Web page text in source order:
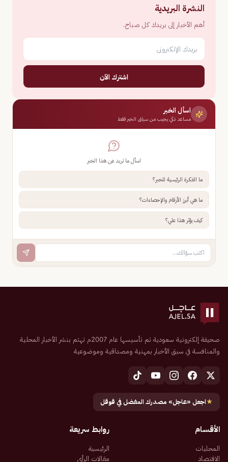
النشرة البريدية
أهم الأخبار إلى بريدك كل صباح.
اشترك الآن
اسأل الخبر
مساعد ذكي يجيب من سياق الخبر فقط
اسأل ما تريد عن هذا الخبر
ما الفكرة الرئيسية للخبر؟
ما هي أبرز الأرقام والإحصاءات؟
كيف يؤثر هذا علي؟
صحيفة إلكترونية سعودية تم تأسيسها عام 2007م تهتم بنشر الأخبار المحلية
والمنافسة في سبق الأخبار بمهنية ومصداقية وموضوعية
★اجعل «عاجل» مصدرك المفضل في قوقل
الأقسام
المحليات
الاقتصاد
روابط سريعة
الرئيسية
مقالات الرأي